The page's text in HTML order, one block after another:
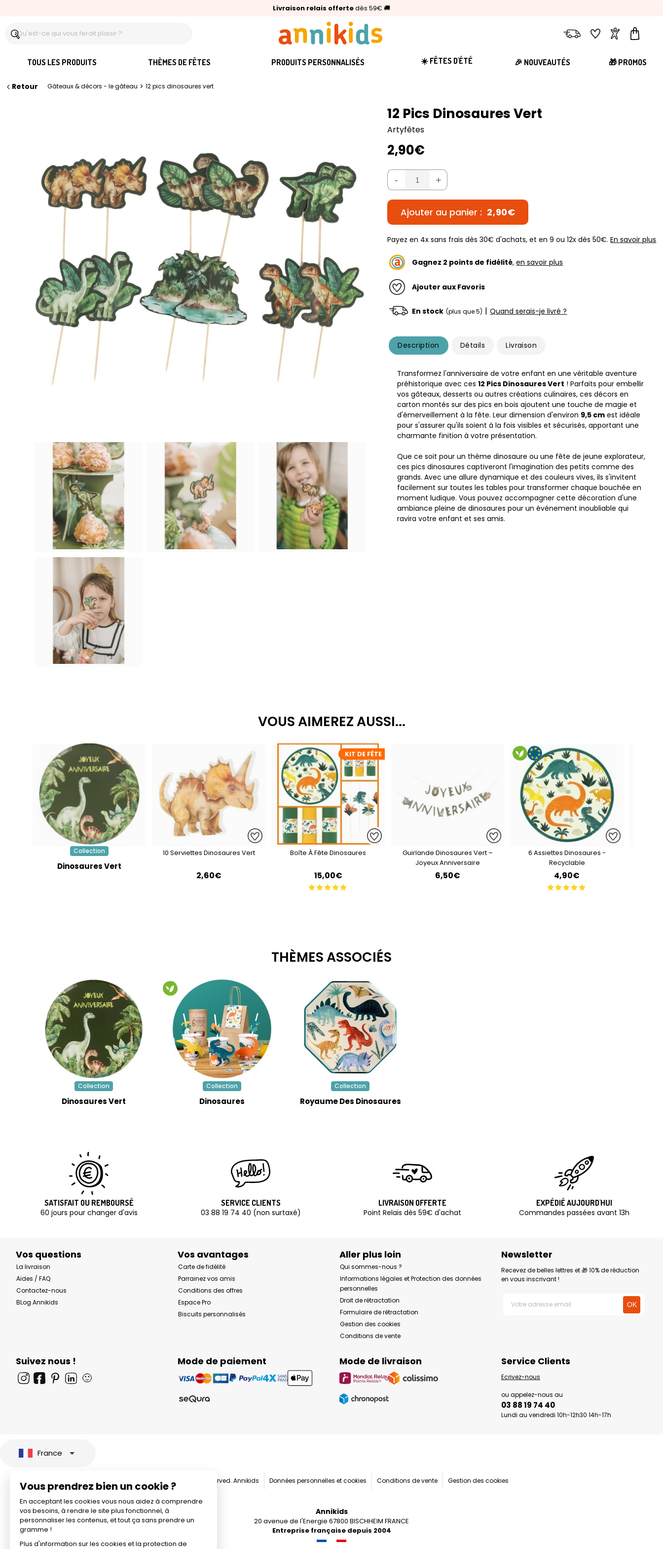
Livraison relais offertedès 59€ 🚚
🥇Palmarès Capital 2025 :Annikids N°1
⭐⭐⭐⭐⭐4,6/5(24 000 avis clients)
LivraisonFavorisComptePanier
TOUS LES PRODUITS THÈMES DE FÊTES PRODUITS PERSONNALISÉS ☀️ FÊTES D'ÉTÉ 🎉 NOUVEAUTÉS 🎁 PROMOS
Retour Gâteaux & décors - le gâteau > 12 pics dinosaures vert
12 Pics Dinosaures Vert
Artyfêtes
2,90€
- +
Ajouter au panier : 2,90€
Payez en 4x sans frais dès 30€ d'achats, et en 9 ou 12x dès 50€.En savoir plus
Gagnez 2 points de fidélité,en savoir plus
Ajouter aux Favoris
En stock (plus que 5) | Quand serais-je livré ?
Description Détails Livraison
Transformez l'anniversaire de votre enfant en une véritable aventure
préhistorique avec ces12 Pics Dinosaures Vert ! Parfaits pour embellir
vos gâteaux, desserts ou autres créations culinaires, ces décors en
carton montés sur des pics en bois ajoutent une touche de magie et
d'émerveillement à la fête. Leur dimension d'environ 9,5 cm est idéale
pour s'assurer qu'ils soient à la fois visibles et sécurisés, apportant une
charmante finition à votre présentation.
Que ce soit pour un thème dinosaure ou une fête de jeune explorateur,
ces pics dinosaures captiveront l'imagination des petits comme des
grands. Avec une allure dynamique et des couleurs vives, ils s'invitent
facilement sur toutes les tables pour transformer chaque bouchée en
moment ludique. Vous pouvez accompagner cette décoration d'une
ambiance pleine de dinosaures pour un événement inoubliable qui
ravira votre enfant et ses amis.
VOUS AIMEREZ AUSSI...
Collection
Dinosaures Vert
10 Serviettes Dinosaures Vert
2,60€
KIT DE FÊTE
Boîte À Fête Dinosaures
15,00€
Guirlande Dinosaures Vert –
Joyeux Anniversaire
6,50€
6 Assiettes Dinosaures -
Recyclable
4,90€
THÈMES ASSOCIÉS
Collection
Dinosaures Vert
Collection
Dinosaures
Collection
Royaume Des Dinosaures
SATISFAIT OU REMBOURSÉ
60 jours pour changer d'avis
SERVICE CLIENTS
03 88 19 74 40 (non surtaxé)
LIVRAISON OFFERTE
Point Relais dès 59€ d'achat
EXPÉDIÉ AUJOURD'HUI
Commandes passées avant 13h
Vos questions
La livraison
Aides / FAQ
Contactez-nous
BLog Annikids
Vos avantages
Carte de fidélité
Parrainez vos amis
Conditions des offres
Espace Pro
Biscuits personnalisés
Aller plus loin
Qui sommes-nous ?
Informations légales et Protection des données
personnelles
Droit de rétractation
Formulaire de rétractation
Gestion des cookies
Conditions de vente
Newsletter
Recevez de belles lettres et 🎁 10% de réduction
en vous inscrivant !
Suivez nous !
🙂
Mode de paiement Mode de livraison Service Clients
Ecrivez-nous
ou appelez-nous au
03 88 19 74 40
Lundi au vendredi 10h-12h30 14h-17h
Vous prendrez bien un cookie ?
En acceptant les cookies vous nous aidez à comprendre
vos besoins, à rendre le site plus fonctionnel, à
personnaliser les contenus, et tout ça sans prendre un
gramme !
Plus d'information sur les cookies et la protection de
France
© 2026 All rights reserved. Annikids Données personnelles et cookies Conditions de vente Gestion des cookies
Annikids
20 avenue de l'Energie 67800 BISCHHEIM FRANCE
Entreprise française depuis 2004